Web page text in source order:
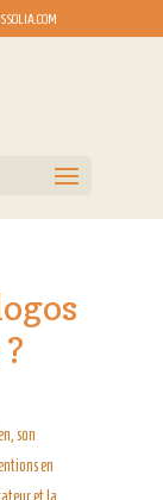
son
en